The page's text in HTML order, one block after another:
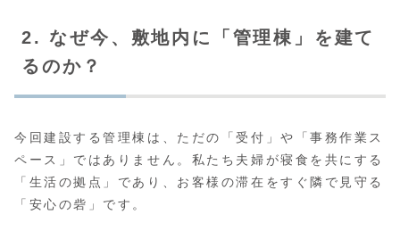
2. なぜ今、敷地内に「管理棟」を建て
るのか？
今回建設する管理棟は、ただの「受付」や「事務作業ス
ペース」ではありません。私たち夫婦が寝食を共にする
「生活の拠点」であり、お客様の滞在をすぐ隣で見守る
「安心の砦」です。